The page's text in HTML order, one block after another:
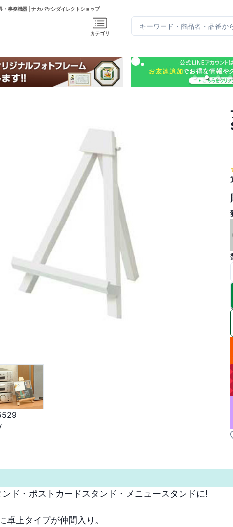
・事務機器 | ナカバヤシダイレクトショップ
カテゴリ
ンド・ポストカードスタンド・メニュースタンドに!
卓上タイプが仲間入り。